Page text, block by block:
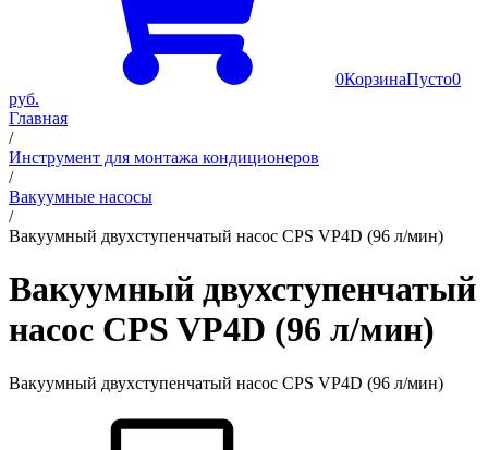
0КорзинаПусто0
руб.
Главная
/
Инструмент для монтажа кондиционеров
/
Вакуумные насосы
/
Вакуумный двухступенчатый насос CPS VP4D (96 л/мин)
Вакуумный двухступенчатый
насос CPS VP4D (96 л/мин)
Вакуумный двухступенчатый насос CPS VP4D (96 л/мин)